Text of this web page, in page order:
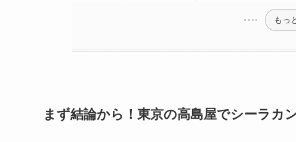
もっ
まず結論から！東京の高島屋でシーラカ